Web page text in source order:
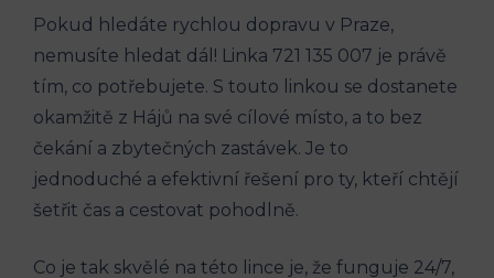
Pokud ‌hledáte⁤ rychlou‍ dopravu v Praze,
⁤nemusíte hledat dál! Linka 721 135 007 ⁢je ‍právě
tím, co potřebujete. S touto​ linkou se dostanete
okamžitě ‌z Hájů‍ na své cílové místo, a to bez
čekání a zbytečných⁢ zastávek. Je to
jednoduché⁤ a efektivní řešení ⁤pro ty, kteří chtějí
šetřit⁢ čas⁤ a cestovat pohodlně.
Co​ je tak ⁢skvělé⁢ na této lince je, že ​funguje ‌24/7,